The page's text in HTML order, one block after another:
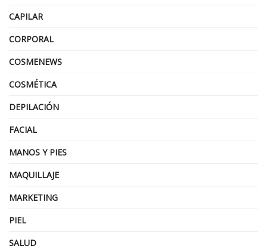
CAPILAR
CORPORAL
COSMENEWS
COSMÉTICA
DEPILACIÓN
FACIAL
MANOS Y PIES
MAQUILLAJE
MARKETING
PIEL
SALUD